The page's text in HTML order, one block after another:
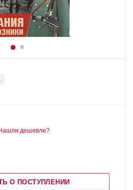
дешевле?
О ПОСТУПЛЕНИИ